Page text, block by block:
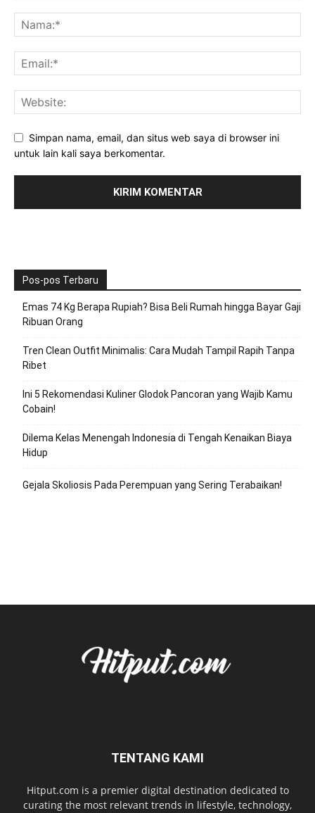
Simpan nama, email, dan situs web saya di browser ini
untuk lain kali saya berkomentar.
Pos-pos Terbaru
Emas 74 Kg Berapa Rupiah? Bisa Beli Rumah hingga Bayar Gaji
Ribuan Orang
Tren Clean Outfit Minimalis: Cara Mudah Tampil Rapih Tanpa
Ribet
Ini 5 Rekomendasi Kuliner Glodok Pancoran yang Wajib Kamu
Cobain!
Dilema Kelas Menengah Indonesia di Tengah Kenaikan Biaya
Hidup
Gejala Skoliosis Pada Perempuan yang Sering Terabaikan!
TENTANG KAMI
Hitput.com is a premier digital destination dedicated to
curating the most relevant trends in lifestyle, technology,